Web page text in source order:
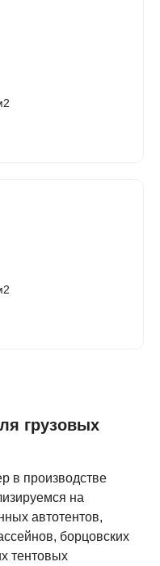
заказу
все
которые помогут
тента у нас:
и индивидуальный
индивидуальному
Мы гарантируем
на все виды
изготовление
точность и
грузовых
в производстве
на
автотентов,
борцовских
тентовых